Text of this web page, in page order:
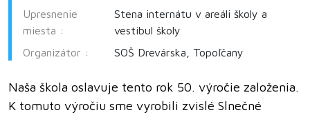
Upresnenie
miesta :
Stena internátu v areáli školy a
vestibul školy
Organizátor :
SOŠ Drevárska, Topoľčany
Naša škola oslavuje tento rok 50. výročie založenia.
K tomuto výročiu sme vyrobili zvislé Slnečné